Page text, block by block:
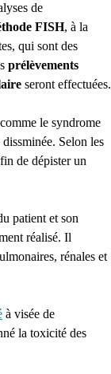
de
FISH, à la
qui sont des
prélèvements
seront effectuées.
le syndrome
Selon les
de dépister un
patient et son
réalisé. Il
rénales et
à visée de
la toxicité des